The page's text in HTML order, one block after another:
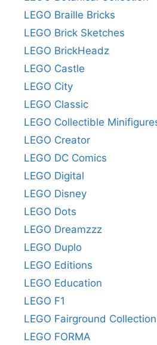
LEGO Braille Bricks
LEGO Brick Sketches
LEGO BrickHeadz
LEGO Castle
LEGO City
LEGO Classic
LEGO Collectible
LEGO Creator
LEGO DC Comics
LEGO Digital
LEGO Disney
LEGO Dots
LEGO Dreamzzz
LEGO Duplo
LEGO Editions
LEGO Education
LEGO F1
LEGO Fairground Collection
LEGO FORMA